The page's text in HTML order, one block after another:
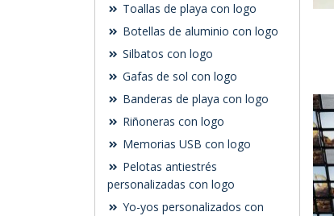
Toallas de playa con logo
Botellas de aluminio con logo
Silbatos con logo
Gafas de sol con logo
Banderas de playa con logo
Riñoneras con logo
Memorias USB con logo
Pelotas antiestrés
personalizadas con logo
Yo-yos personalizados con